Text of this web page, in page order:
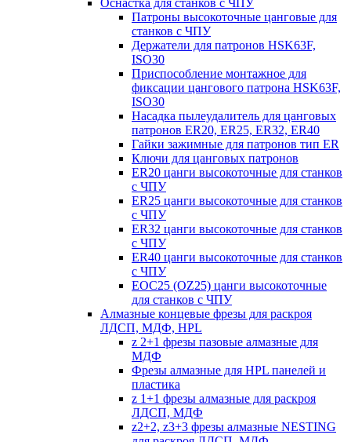
Оснастка для станков с ЧПУ
Патроны высокоточные цанговые для
станков с ЧПУ
Держатели для патронов HSK63F,
ISO30
Приспособление монтажное для
фиксации цангового патрона HSK63F,
ISO30
Насадка пылеудалитель для цанговых
патронов ER20, ER25, ER32, ER40
Гайки зажимные для патронов тип ER
Ключи для цанговых патронов
ER20 цанги высокоточные для станков
с ЧПУ
ER25 цанги высокоточные для станков
с ЧПУ
ER32 цанги высокоточные для станков
с ЧПУ
ER40 цанги высокоточные для станков
с ЧПУ
EOC25 (OZ25) цанги высокоточные
для станков с ЧПУ
Алмазные концевые фрезы для раскроя
ЛДСП, МДФ, HPL
z 2+1 фрезы пазовые алмазные для
МДФ
Фрезы алмазные для HPL панелей и
пластика
z 1+1 фрезы алмазные для раскроя
ЛДСП, МДФ
z2+2, z3+3 фрезы алмазные NESTING